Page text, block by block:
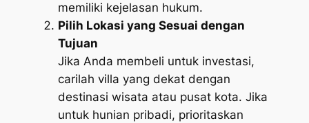
memiliki kejelasan hukum.
Pilih Lokasi yang Sesuai dengan
Tujuan
Jika Anda membeli untuk investasi,
carilah villa yang dekat dengan
destinasi wisata atau pusat kota. Jika
untuk hunian pribadi, prioritaskan